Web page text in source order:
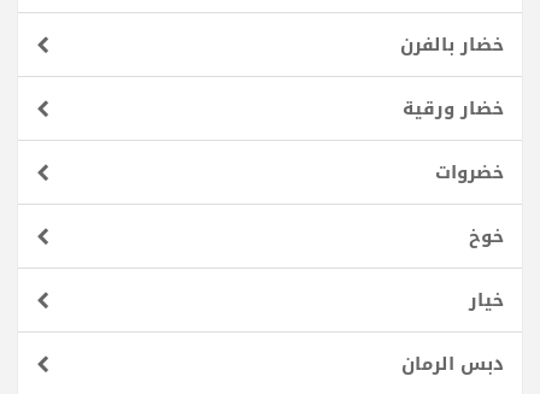
خضار بالفرن
خضار ورقية
خضروات
خوخ
خيار
دبس الرمان